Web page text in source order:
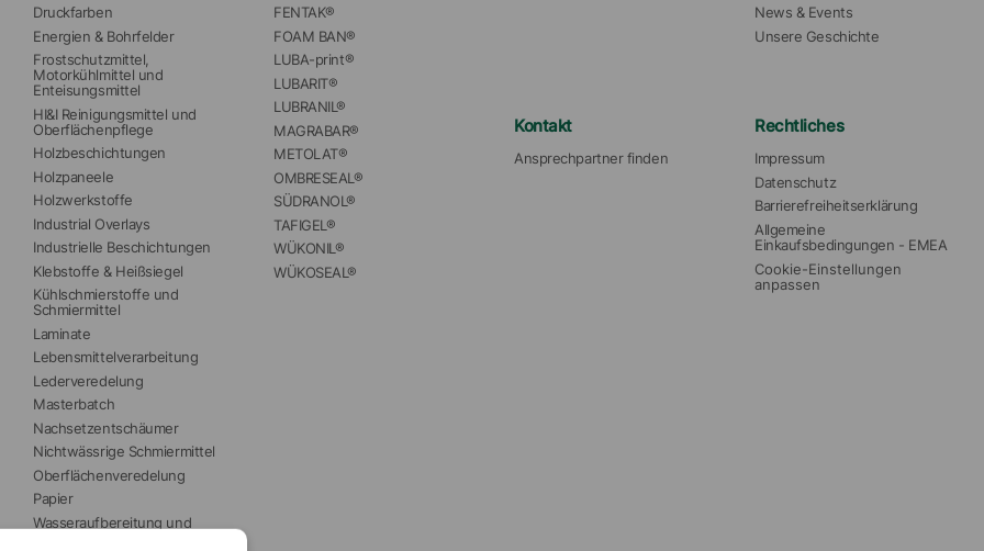
Druckfarben
Energien & Bohrfelder
Frostschutzmittel,
Motorkühlmittel und
Enteisungsmittel
HI&I Reinigungsmittel und
Oberflächenpflege
Holzbeschichtungen
Holzpaneele
Holzwerkstoffe
Industrial Overlays
Industrielle Beschichtungen
Klebstoffe & Heißsiegel
Kühlschmierstoffe und
Schmiermittel
Laminate
Lebensmittelverarbeitung
Lederveredelung
Masterbatch
Nachsetzentschäumer
Nichtwässrige Schmiermittel
Oberflächenveredelung
Papier
Wasseraufbereitung und
FENTAK®
FOAM BAN®
LUBA-print®
LUBARIT®
LUBRANIL®
MAGRABAR®
METOLAT®
OMBRESEAL®
SÜDRANOL®
TAFIGEL®
WÜKONIL®
WÜKOSEAL®
News & Events
Unsere Geschichte
Kontakt
Ansprechpartner finden
Rechtliches
Impressum
Datenschutz
Barrierefreiheitserklärung
Allgemeine
Einkaufsbedingungen - EMEA
Cookie-Einstellungen
anpassen